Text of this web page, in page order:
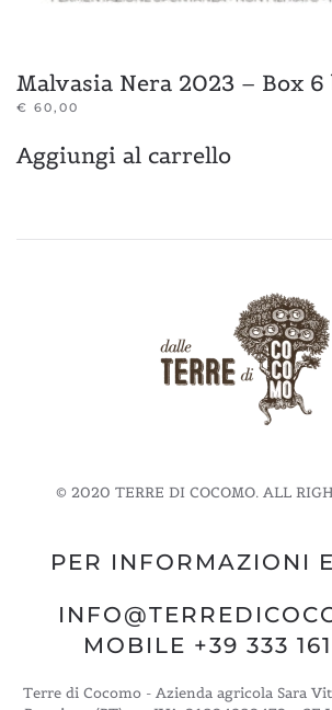
Malvasia Nera 2023 – Box
€ 60,00
Aggiungi al carrello
© 2020 TERRE DI COCOMO. ALL
PER INFORMAZIONI
MOBILE +39 333
Terre di Cocomo - Azienda agricola Sara